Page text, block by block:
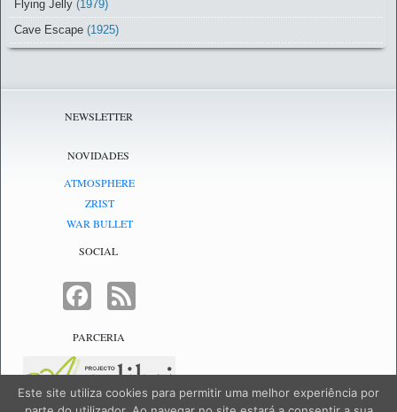
Flying Jelly (1979)
Cave Escape (1925)
NEWSLETTER
NOVIDADES
ATMOSPHERE
ZRIST
WAR BULLET
SOCIAL
FACEBOOK
PARCERIA
Este site utiliza cookies para permitir uma melhor experiência por